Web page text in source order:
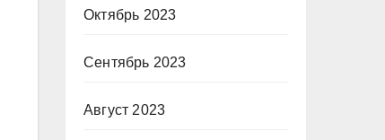
Октябрь 2023
Сентябрь 2023
Август 2023